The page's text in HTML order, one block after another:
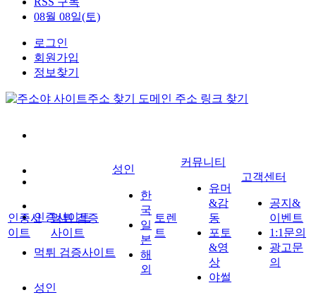
08월 08일(토)
로그인
회원가입
정보찾기
인증사이트
먹튀 검증사이트
성인
인증사
이트
먹튀 검증
사이트
성인
한
국
일
본
해
외
토렌
트
커뮤니티
유머
&감
동
포토
&영
상
야썰
고객센터
공지&
이벤트
1:1문의
광고문
의